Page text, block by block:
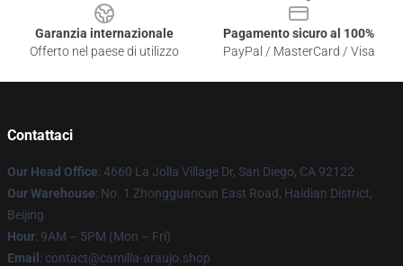
Garanzia internazionale
Offerto nel paese di utilizzo
Pagamento sicuro al 100%
PayPal / MasterCard / Visa
Contattaci
Our Head Office: 4660 La Jolla Village Dr, San Diego, CA 92122
Our Warehouse: No. 1 Zhongguancun East Road, Haidian District,
Beijing
Hour: 9AM – 5PM (Mon – Fri)
Email : contact@camilla-araujo.shop